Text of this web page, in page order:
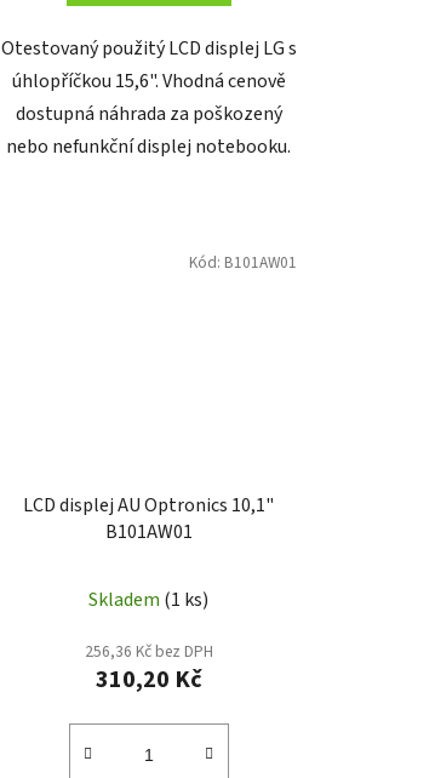
Otestovaný použitý LCD displej LG s
úhlopříčkou 15,6". Vhodná cenově
dostupná náhrada za poškozený
nebo nefunkční displej notebooku.
LCD displej AU Optronics 10,1"
B101AW01
Skladem (1 ks)
256,36 Kč bez DPH
310,20 Kč
Kód: B101AW01